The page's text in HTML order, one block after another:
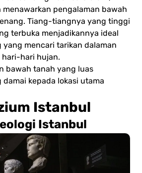
pengalaman bawah
Tiang-tiangnya yang tinggi
terbuka menjadikannya ideal
mencari tarikan dalaman
hari hujan.
bawah tanah yang luas
kepada lokasi utama
Istanbul
Istanbul